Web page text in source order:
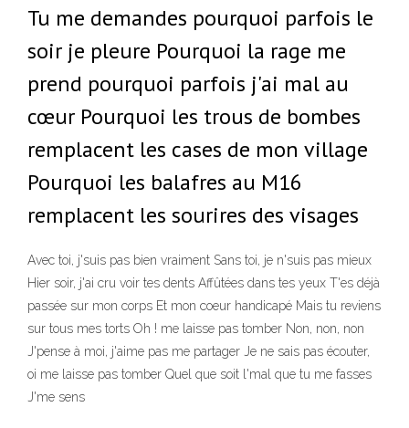
Tu me demandes pourquoi parfois le
soir je pleure Pourquoi la rage me
prend pourquoi parfois j'ai mal au
cœur Pourquoi les trous de bombes
remplacent les cases de mon village
Pourquoi les balafres au M16
remplacent les sourires des visages
Avec toi, j'suis pas bien vraiment Sans toi, je n'suis pas mieux
Hier soir, j'ai cru voir tes dents Affûtées dans tes yeux T'es déjà
passée sur mon corps Et mon coeur handicapé Mais tu reviens
sur tous mes torts Oh ! me laisse pas tomber Non, non, non
J'pense à moi, j'aime pas me partager Je ne sais pas écouter,
oi me laisse pas tomber Quel que soit l'mal que tu me fasses
J'me sens